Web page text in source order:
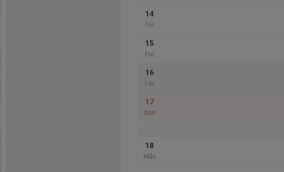
14
Tor
15
Fre
16
Lör
17
Sön
18
Mån